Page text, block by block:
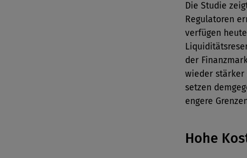
Die Studie
Regulatoren
verfügen
der
wieder stärker
setzen
engere
Hohe